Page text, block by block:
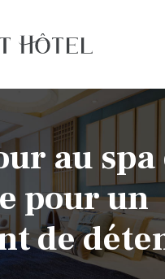
au spa
pour un
de